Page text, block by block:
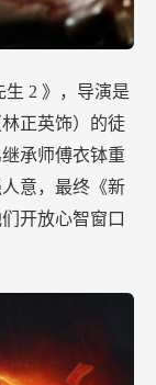
生 2 》，导演是
正英饰）的徒
承师傅衣钵重
意，最终《新
开放心智窗口